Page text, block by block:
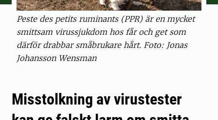
Peste des petits ruminants (PPR) är en mycket
smittsam virussjukdom hos får och get som
därför drabbar småbrukare hårt. Foto: Jonas
Johansson Wensman
Misstolkning av virustester